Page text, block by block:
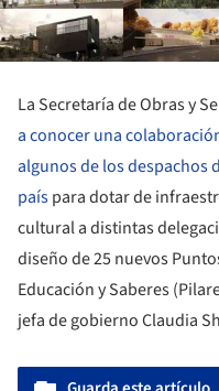
La Secretaría de Obras y
a conocer una
algunos de los despachos
paíspara dotar de
cultural a distintas
diseño de 25 nuevos
Educación y Saberes
jefa de gobierno Claudia